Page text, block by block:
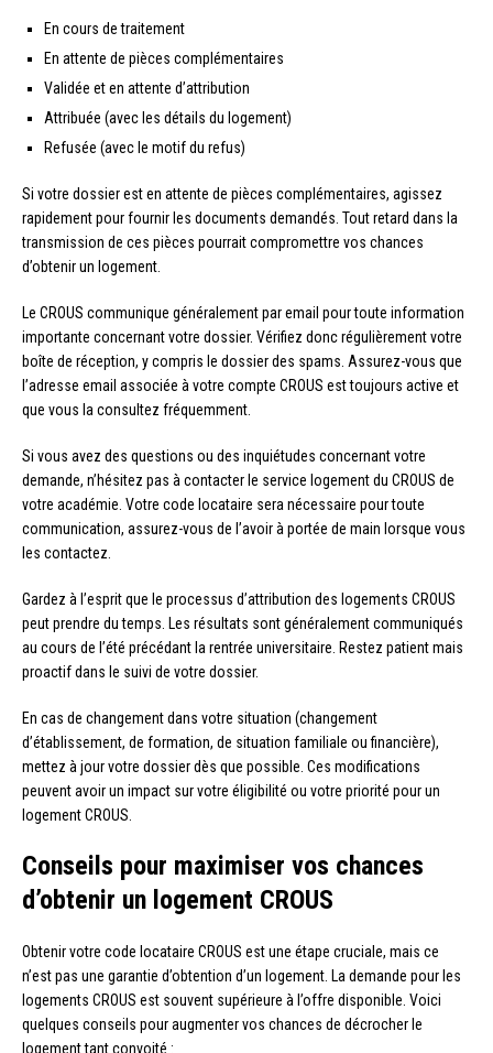
En cours de traitement
En attente de pièces complémentaires
Validée et en attente d’attribution
Attribuée (avec les détails du logement)
Refusée (avec le motif du refus)
Si votre dossier est en attente de pièces complémentaires, agissez
rapidement pour fournir les documents demandés. Tout retard dans la
transmission de ces pièces pourrait compromettre vos chances
d’obtenir un logement.
Le CROUS communique généralement par email pour toute information
importante concernant votre dossier. Vérifiez donc régulièrement votre
boîte de réception, y compris le dossier des spams. Assurez-vous que
l’adresse email associée à votre compte CROUS est toujours active et
que vous la consultez fréquemment.
Si vous avez des questions ou des inquiétudes concernant votre
demande, n’hésitez pas à contacter le service logement du CROUS de
votre académie. Votre code locataire sera nécessaire pour toute
communication, assurez-vous de l’avoir à portée de main lorsque vous
les contactez.
Gardez à l’esprit que le processus d’attribution des logements CROUS
peut prendre du temps. Les résultats sont généralement communiqués
au cours de l’été précédant la rentrée universitaire. Restez patient mais
proactif dans le suivi de votre dossier.
En cas de changement dans votre situation (changement
d’établissement, de formation, de situation familiale ou financière),
mettez à jour votre dossier dès que possible. Ces modifications
peuvent avoir un impact sur votre éligibilité ou votre priorité pour un
logement CROUS.
Conseils pour maximiser vos chances
d’obtenir un logement CROUS
Obtenir votre code locataire CROUS est une étape cruciale, mais ce
n’est pas une garantie d’obtention d’un logement. La demande pour les
logements CROUS est souvent supérieure à l’offre disponible. Voici
quelques conseils pour augmenter vos chances de décrocher le
logement tant convoité :